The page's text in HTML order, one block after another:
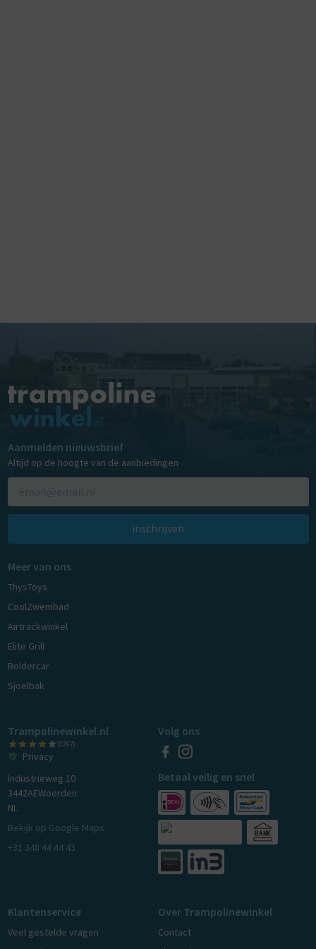
Aanmelden nieuwsbrief
Altijd op de hoogte van de aanbiedingen
inschrijven
Meer van ons
ThysToys
CoolZwembad
Airtrackwinkel
Elite Grill
Boldercar
Sjoelbak
Trampolinewinkel.nl
(1267)
Privacy
Industrieweg 10
3442AEWoerden
NL
Bekijk op Google Maps
+31 348 44 44 43
Volg ons
Betaal veilig en snel
Klantenservice
Veel gestelde vragen
Over Trampolinewinkel
Contact